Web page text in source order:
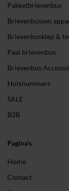
Pakketbrievenbus
Brievenbussen
Brievenbusklep &
Paal brievenbus
Brievenbus
Huisnummers
SALE
B2B
Pagina's
Home
Contact